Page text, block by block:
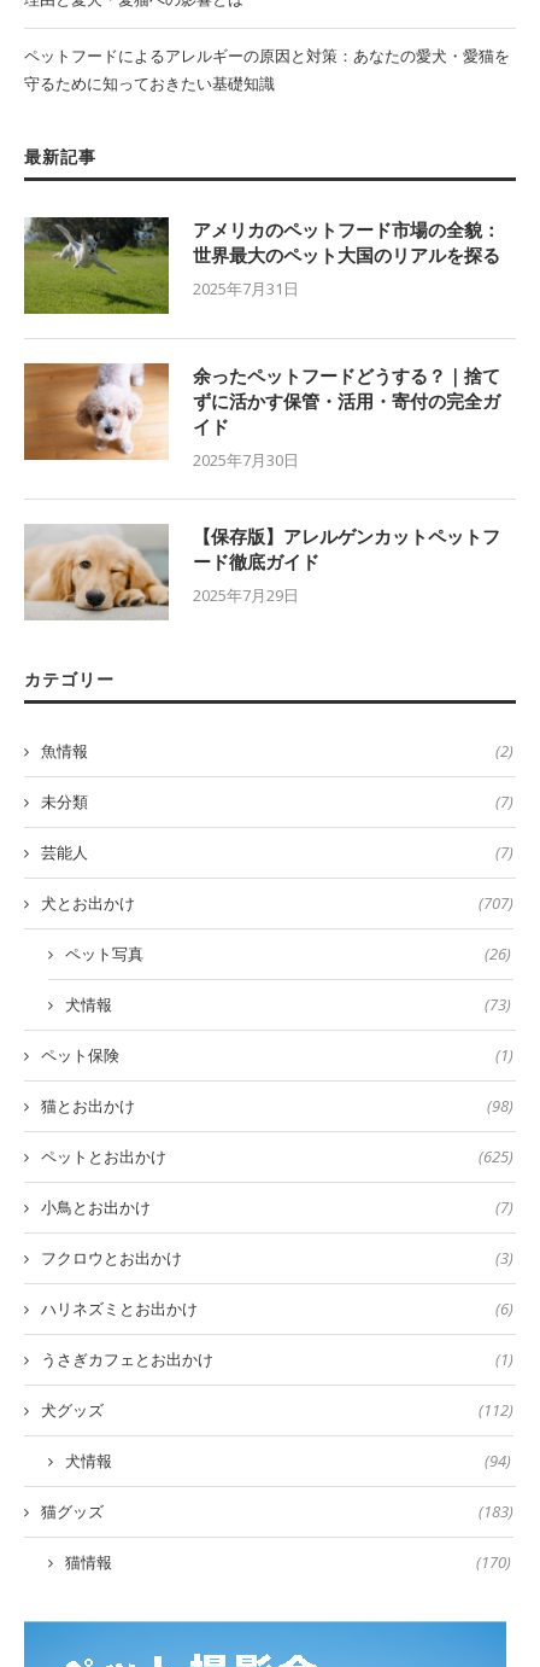
ペットフードによるアレルギーの原因と対策：あなたの愛犬・愛猫を
守るために知っておきたい基礎知識
最新記事
アメリカのペットフード市場の全貌：
世界最大のペット大国のリアルを探る
2025年7月31日
余ったペットフードどうする？｜捨て
ずに活かす保管・活用・寄付の完全ガ
イド
2025年7月30日
【保存版】アレルゲンカットペットフ
ード徹底ガイド
2025年7月29日
カテゴリー
魚情報 (2)
未分類 (7)
芸能人 (7)
犬とお出かけ (707)
ペット写真 (26)
犬情報 (73)
ペット保険 (1)
猫とお出かけ (98)
ペットとお出かけ (625)
小鳥とお出かけ (7)
フクロウとお出かけ (3)
ハリネズミとお出かけ (6)
うさぎカフェとお出かけ (1)
犬グッズ (112)
犬情報 (94)
猫グッズ (183)
猫情報 (170)